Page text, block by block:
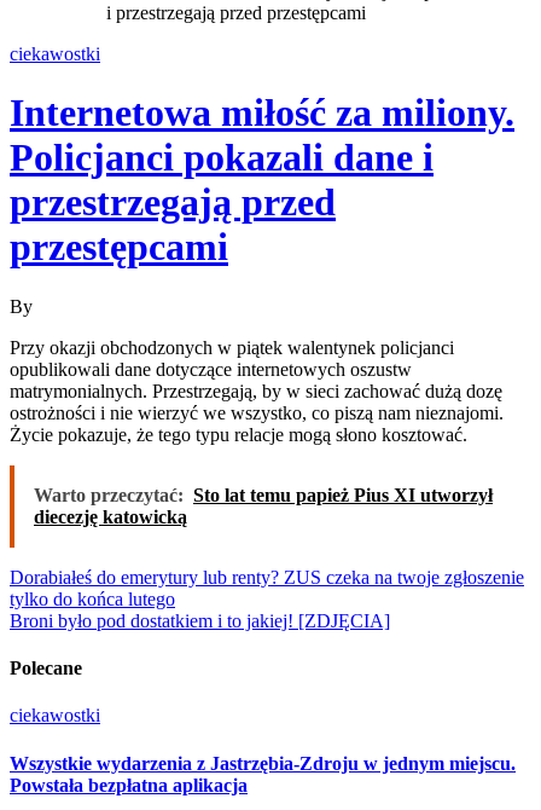
i przestrzegają przed przestępcami
ciekawostki
Internetowa miłość za miliony.
Policjanci pokazali dane i
przestrzegają przed
przestępcami
By
Przy okazji obchodzonych w piątek walentynek policjanci
opublikowali dane dotyczące internetowych oszustw
matrymonialnych. Przestrzegają, by w sieci zachować dużą dozę
ostrożności i nie wierzyć we wszystko, co piszą nam nieznajomi.
Życie pokazuje, że tego typu relacje mogą słono kosztować.
Warto przeczytać: Sto lat temu papież Pius XI utworzył
diecezję katowicką
Nawigacja
wpisu
Dorabiałeś do emerytury lub renty? ZUS czeka na twoje zgłoszenie
tylko do końca lutego
Broni było pod dostatkiem i to jakiej! [ZDJĘCIA]
Polecane
ciekawostki
Wszystkie wydarzenia z Jastrzębia-Zdroju w jednym miejscu.
Powstała bezpłatna aplikacja